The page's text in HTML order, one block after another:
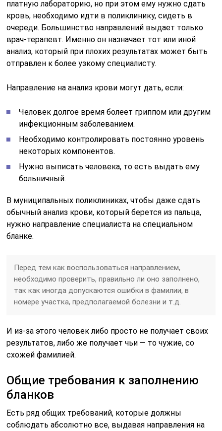
платную лабораторию, но при этом ему нужно сдать
кровь, необходимо идти в поликлинику, сидеть в
очереди. Большинство направлений выдает только
врач-терапевт. Именно он назначает тот или иной
анализ, который при плохих результатах может быть
отправлен к более узкому специалисту.
Направление на анализ крови могут дать, если:
Человек долгое время болеет гриппом или другим
инфекционным заболеванием.
Необходимо контролировать постоянно уровень
некоторых компонентов.
Нужно выписать человека, то есть выдать ему
больничный.
В муниципальных поликлиниках, чтобы даже сдать
обычный анализ крови, который берется из пальца,
нужно направление специалиста на специальном
бланке.
Перед тем как воспользоваться направлением,
необходимо проверить, правильно ли оно заполнено,
так как иногда допускаются ошибки в фамилии, в
номере участка, предполагаемой болезни и т.д.
И из-за этого человек либо просто не получает своих
результатов, либо же получает чьи — то чужие, со
схожей фамилией.
Общие требования к заполнению
бланков
Есть ряд общих требований, которые должны
соблюдать абсолютно все, выдавая направления на